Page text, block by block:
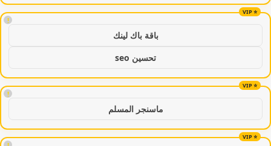
!
باقة باك لينك
تحسين seo
!
ماسنجر المسلم